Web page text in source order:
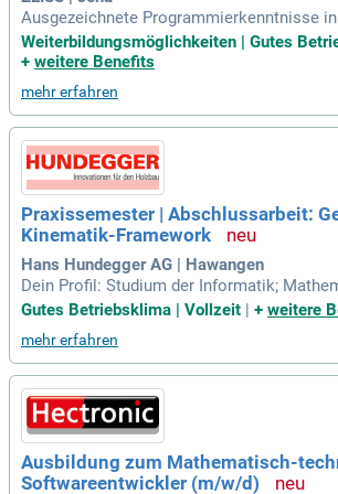
Ausgezeichnete Programmierkenntnisse
C++17/20) und der C++ Standard
rtiefte 3D-Computergrafik-Kenntnisse
mbda-Funktion, Exception,
Weiterbildungsmöglichkeiten | Gutes
+ weitere Benefits
mehr erfahren
Praxissemester | Abschlussarbeit:
Kinematik-Framework
Hans Hundegger AG | Hawangen
Dein Profil: Studium der Informatik;
nntnisse (lineare Algebra,
alytische Vorgehensweise;
gkeit.
Gutes Betriebsklima | Vollzeit | + weitere
mehr erfahren
Ausbildung zum Mathematisch-
Softwareentwickler (m/w/d)